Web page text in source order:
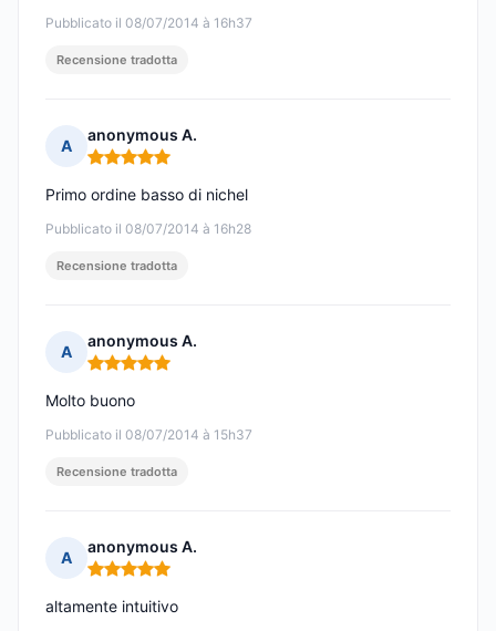
Pubblicato il 08/07/2014 à 16h37
Recensione tradotta
A
anonymous A.
Nota: 5 su 5
Pubblicato il 08/07/2014 à 16h28
Primo ordine basso di nichel
Recensione tradotta
A
anonymous A.
Nota: 5 su 5
Pubblicato il 08/07/2014 à 15h37
Molto buono
Recensione tradotta
A
anonymous A.
Nota: 5 su 5
altamente intuitivo